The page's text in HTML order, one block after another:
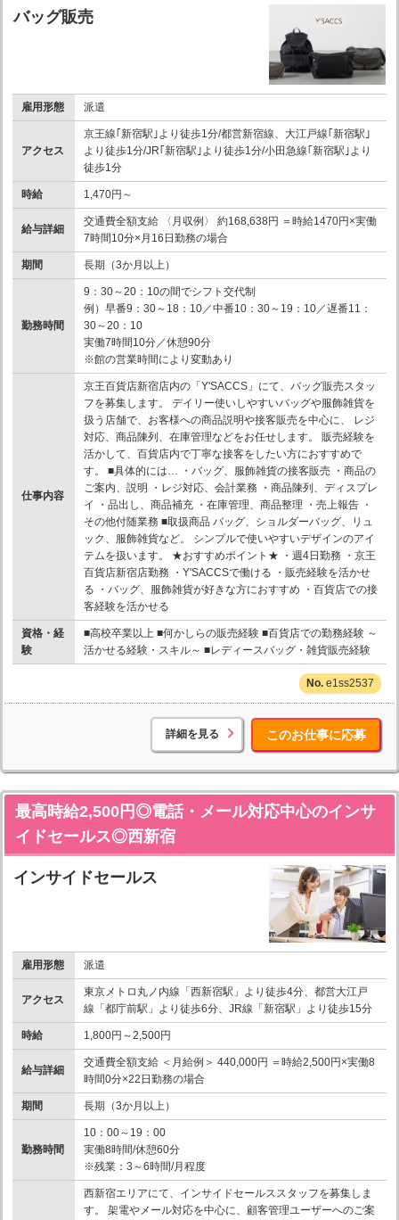
バッグ販売
雇用形態 派遣
アクセス
京王線｢新宿駅｣より徒歩1分/都営新宿線、大江戸線｢新宿駅｣
より徒歩1分/JR｢新宿駅｣より徒歩1分/小田急線｢新宿駅｣より
徒歩1分
時給 1,470円～
給与詳細
交通費全額支給 〈月収例〉 約168,638円 ＝時給1470円×実働
7時間10分×月16日勤務の場合
期間 長期（3か月以上）
勤務時間
9：30～20：10の間でシフト交代制
例）早番9：30～18：10／中番10：30～19：10／遅番11：
30～20：10
実働7時間10分／休憩90分
※館の営業時間により変動あり
仕事内容
京王百貨店新宿店内の「Y'SACCS」にて、バッグ販売スタッ
フを募集します。 デイリー使いしやすいバッグや服飾雑貨を
扱う店舗で、お客様への商品説明や接客販売を中心に、 レジ
対応、商品陳列、在庫管理などをお任せします。 販売経験を
活かして、百貨店内で丁寧な接客をしたい方におすすめで
す。 ■具体的には… ・バッグ、服飾雑貨の接客販売 ・商品の
ご案内、説明 ・レジ対応、会計業務 ・商品陳列、ディスプレ
イ ・品出し、商品補充 ・在庫管理、商品整理 ・売上報告 ・
その他付随業務 ■取扱商品 バッグ、ショルダーバッグ、リュ
ック、服飾雑貨など。 シンプルで使いやすいデザインのアイ
テムを扱います。 ★おすすめポイント★ ・週4日勤務 ・京王
百貨店新宿店勤務 ・Y'SACCSで働ける ・販売経験を活かせ
る ・バッグ、服飾雑貨が好きな方におすすめ ・百貨店での接
客経験を活かせる
資格・経
験
■高校卒業以上 ■何かしらの販売経験 ■百貨店での勤務経験 ～
活かせる経験・スキル～ ■レディースバッグ・雑貨販売経験
e1ss2537
詳細を見る このお仕事に応募
最高時給2,500円◎電話・メール対応中心のインサ
イドセールス◎西新宿
インサイドセールス
雇用形態 派遣
アクセス
東京メトロ丸ノ内線「西新宿駅」より徒歩4分、都営大江戸
線「都庁前駅」より徒歩6分、JR線「新宿駅」より徒歩15分
時給 1,800円～2,500円
給与詳細
交通費全額支給 ＜月給例＞ 440,000円 ＝時給2,500円×実働8
時間0分×22日勤務の場合
期間 長期（3か月以上）
勤務時間
10：00～19：00
実働8時間/休憩60分
※残業：3～6時間/月程度
西新宿エリアにて、インサイドセールススタッフを募集しま
す。 架電やメール対応を中心に、顧客管理ユーザーへのご案